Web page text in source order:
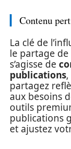
Contenu
La clé de
le partage de
s’agisse de
publications
partagez
aux besoins
outils
publications
et ajustez